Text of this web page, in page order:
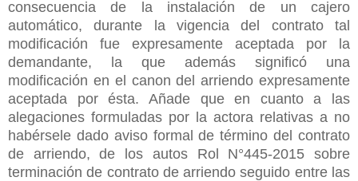
consecuencia de la instalación de un cajero
automático, durante la vigencia del contrato tal
modificación fue expresamente aceptada por la
demandante, la que además significó una
modificación en el canon del arriendo expresamente
aceptada por ésta. Añade que en cuanto a las
alegaciones formuladas por la actora relativas a no
habérsele dado aviso formal de término del contrato
de arriendo, de los autos Rol N°445-2015 sobre
terminación de contrato de arriendo seguido entre las